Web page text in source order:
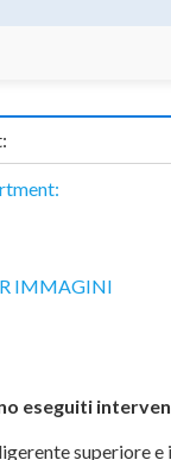
IMMAGINI
eseguiti
superiore e